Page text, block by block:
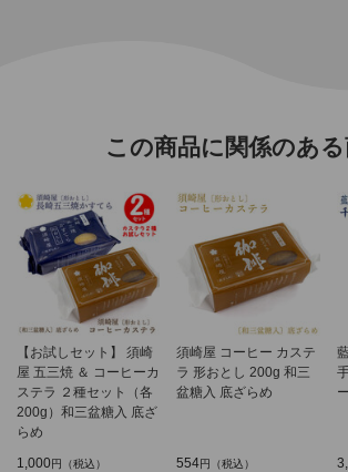
この商品に関係のあ
【お試しセット】 須崎
屋 五三焼 ＆ コーヒーカ
ステラ ２種セット（各
200g）和三盆糖入 底ざ
らめ
1,000円（税込）
須崎屋 コーヒー カステ
ラ 形おとし 200g 和三
盆糖入 底ざらめ
554円（税込）